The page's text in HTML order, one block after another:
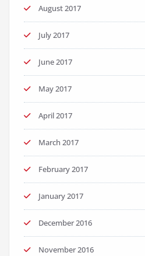
August 2017
July 2017
June 2017
May 2017
April 2017
March 2017
February 2017
January 2017
December 2016
November 2016